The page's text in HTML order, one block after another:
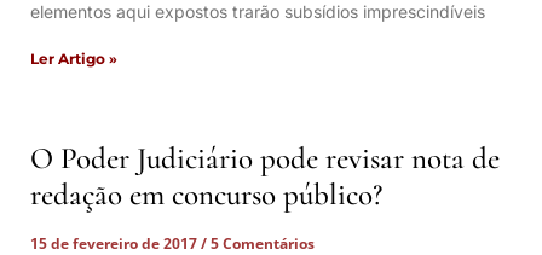
elementos aqui expostos trarão subsídios imprescindíveis
Ler Artigo »
O Poder Judiciário pode revisar nota de
redação em concurso público?
15 de fevereiro de 2017
5 Comentários